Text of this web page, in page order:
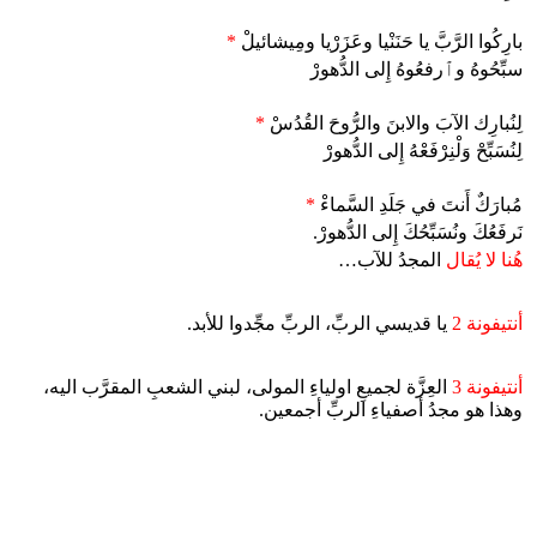
بارِكُوا الرَّبَّ يا حَنَنْيا وعَزَرْيا ومِيشائيلْ *
سبِّحُوهُ وٱرفعُوهُ إِلى الدُّهورْ
لِنُبارِك الآبَ والابنَ والرُّوحَ القُدُسْ *
لِنُسَبِّحْ وَلْنِرْفَعْهُ إِلى الدُّهورْ
مُبارَكٌ أَنتَ في جَلَدِ السَّماءْ *
نَرفَعُكَ ونُسَبِّحُكَ إِلى الدُّهورْ.
هُنا لا يُقال المجدُ للآب…
أنتيفونة 2 يا قديسي الربِّ، الربِّ مجِّدوا للأبد.
أنتيفونة 3
العِزَّة لجميعِ اولياءِ المولى، لبني الشعبِ المقرَّب اليه،
وهذا هو مجدُ أصفياءِ الربِّ أجمعين.